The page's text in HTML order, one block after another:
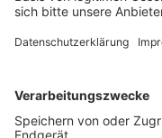
Nach der aktuellen
Unternehmen im
Prozent befürchten